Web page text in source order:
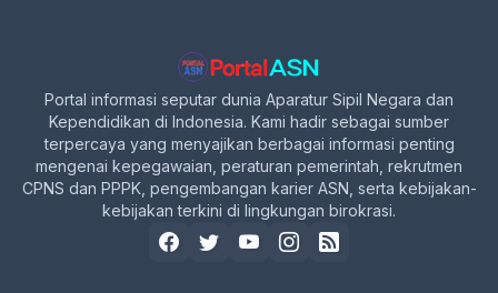
Portal informasi seputar dunia Aparatur Sipil Negara dan
Kependidikan di Indonesia. Kami hadir sebagai sumber
terpercaya yang menyajikan berbagai informasi penting
mengenai kepegawaian, peraturan pemerintah, rekrutmen
CPNS dan PPPK, pengembangan karier ASN, serta kebijakan-
kebijakan terkini di lingkungan birokrasi.